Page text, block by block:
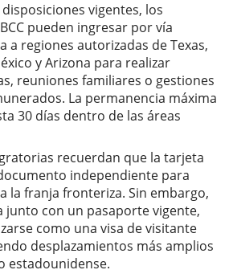
vigentes, los
pueden ingresar por vía
regiones autorizadas de Texas,
y Arizona para realizar
reuniones familiares o gestiones
La permanencia máxima
30 días dentro de las áreas
recuerdan que la tarjeta
independiente para
la franja fronteriza. Sin embargo,
junto con un pasaporte vigente,
como una visa de visitante
desplazamientos más amplios
estadounidense.